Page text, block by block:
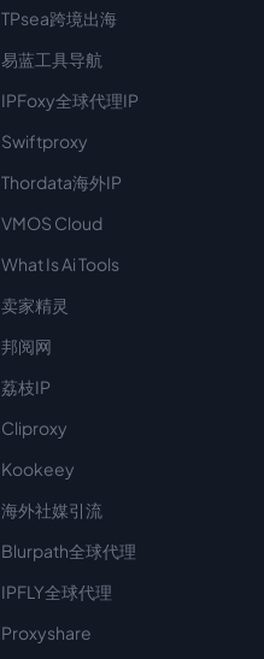
TPsea跨境出海
易蓝工具导航
IPFoxy全球代理IP
Swiftproxy
Thordata海外IP
VMOS Cloud
What Is Ai Tools
卖家精灵
邦阅网
荔枝IP
Cliproxy
Kookeey
海外社媒引流
Blurpath全球代理
IPFLY全球代理
Proxyshare